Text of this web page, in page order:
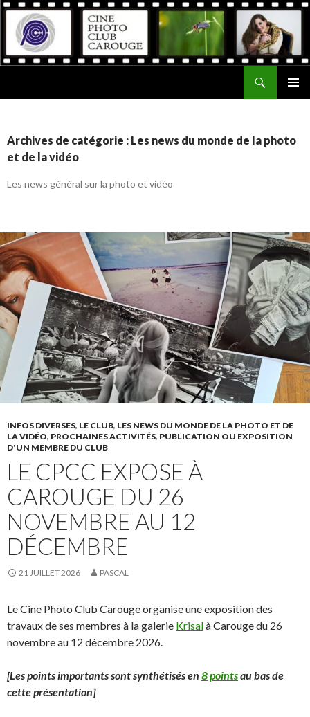
Archives de catégorie : Les news du monde de la photo
et de la vidéo
Les news général sur la photo et vidéo
INFOS DIVERSES, LE CLUB, LES NEWS DU MONDE DE LA PHOTO ET DE
LA VIDÉO, PROCHAINES ACTIVITÉS, PUBLICATION OU EXPOSITION
D'UN MEMBRE DU CLUB
LE CPCC EXPOSE À
CAROUGE DU 26
NOVEMBRE AU 12
DÉCEMBRE
21 JUILLET 2026 PASCAL
Le Cine Photo Club Carouge organise une exposition des
travaux de ses membres à la galerie Krisalà Carouge du 26
novembre au 12 décembre 2026.
[Les points importants sont synthétisés en 8 pointsau bas de
cette présentation]